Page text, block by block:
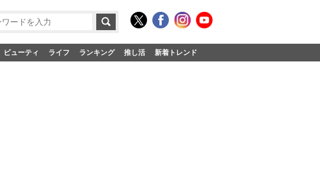
ビューティ ライフ ランキング 推し活 新着トレンド